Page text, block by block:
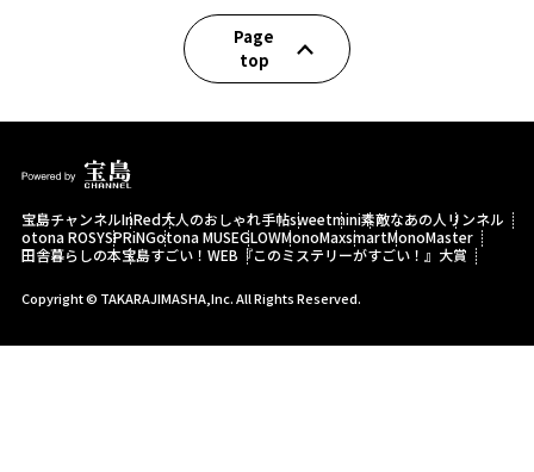
Page
top
宝島チャンネルInRed大人のおしゃれ手帖sweetmini素敵なあの人 リンネル
otona ROSYSPRiNGotona MUSEGLOWMonoMaxsmartMonoMaster
田舎暮らしの本宝島すごい！WEB 『このミステリーがすごい！』大賞
Copyright © TAKARAJIMASHA,Inc. All Rights Reserved.